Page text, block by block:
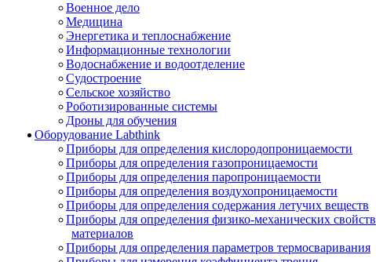
Военное дело
Медицина
Энергетика и теплоснабжение
Информационные технологии
Водоснабжение и водоотделение
Судостроение
Сельское хозяйство
Роботизированные системы
Дроны для обучения
Оборудование Labthink
Приборы для определения кислородопроницаемости
Приборы для определения газопроницаемости
Приборы для определения паропроницаемости
Приборы для определения воздухопроницаемости
Приборы для определения содержания летучих веществ
Приборы для определения физико-механических свойств
материалов
Приборы для определения параметров термосваривания